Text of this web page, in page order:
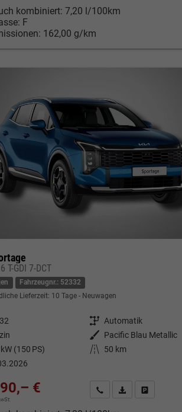
kombiniert:7,20 l/100km
F
162,00 g/km
T-GDI 7-DCT
Fahrzeugnr.: 52332
Lieferzeit: 10 Tage Neuwagen
Getriebe Automatik
Außenfarbe
Pacific Blau Metallic
(150 PS) Kilometerstand
50 km
€ Kontakt & Angebot
PDF-Datei,